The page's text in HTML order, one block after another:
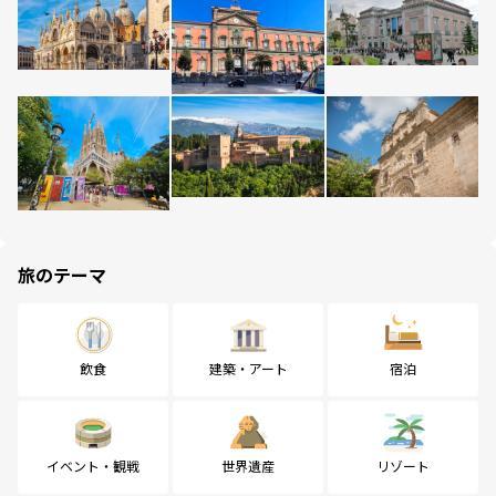
旅のテーマ
飲食 建築・アート 宿泊
イベント・観戦 世界遺産 リゾート